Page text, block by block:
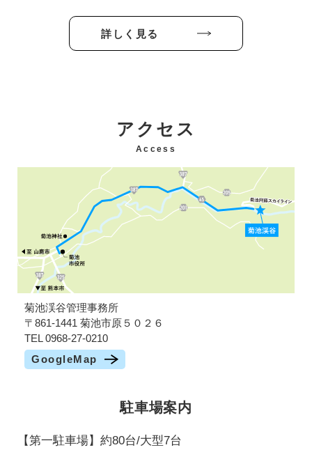
詳しく見る
アクセス
Access
菊池渓谷管理事務所
〒861-1441 菊池市原５０２６
TEL 0968-27-0210
GoogleMap
駐車場案内
【第一駐車場】約80台/大型7台